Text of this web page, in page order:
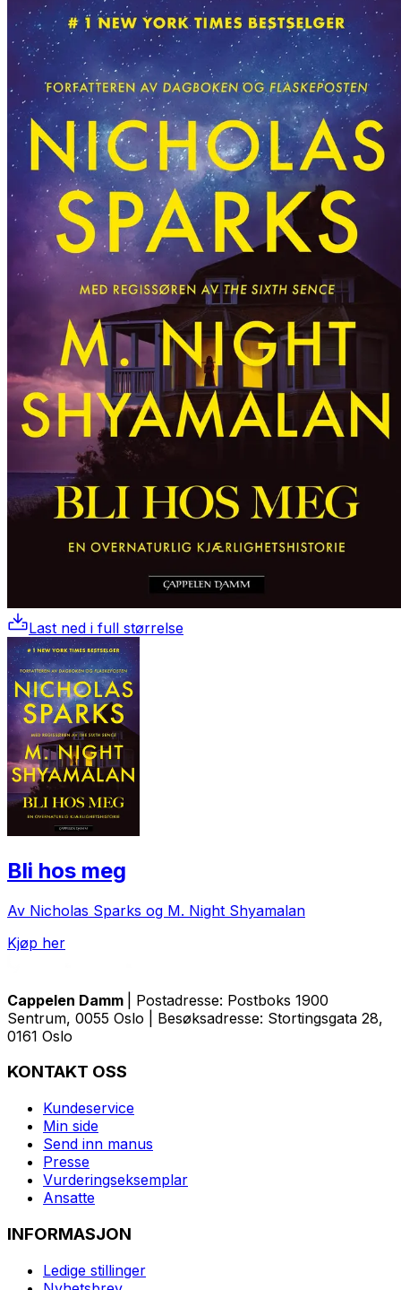
Last ned i full størrelse
Bli hos meg
Av Nicholas Sparks og M. Night Shyamalan
Kjøp her
Cappelen Damm
| Postadresse: Postboks 1900
Sentrum, 0055 Oslo | Besøksadresse: Stortingsgata 28,
0161 Oslo
KONTAKT OSS
Kundeservice
Min side
Send inn manus
Presse
Vurderingseksemplar
Ansatte
INFORMASJON
Ledige stillinger